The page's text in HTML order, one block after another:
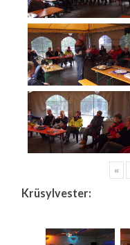
«
Krüsylvester: